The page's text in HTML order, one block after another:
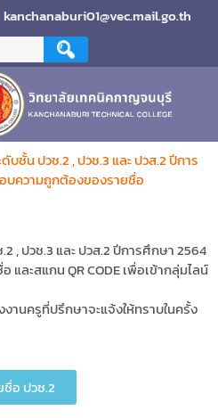
kanchanaburi01@vec.mail.go.th
บชั้น ปวช.2 , ปวช.3 และ ปวส.2 ปีการ
บความถูกต้องของรายชื่อ
, ปวช.3 และ ปวส.2 ปีการศึกษา 2564
ละสแกน QR CODE เพื่อเข้ากลุ่มไลน์
งานครูที่ปรึกษาจะแจ้งให้ทราบในครั้ง
ชื่อ ปวช.2